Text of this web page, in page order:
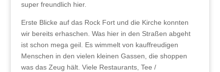
super freundlich hier.
Erste Blicke auf das Rock Fort und die Kirche konnten
wir bereits erhaschen. Was hier in den Straßen abgeht
ist schon mega geil. Es wimmelt von kauffreudigen
Menschen in den vielen kleinen Gassen, die shoppen
was das Zeug hält. Viele Restaurants, Tee /